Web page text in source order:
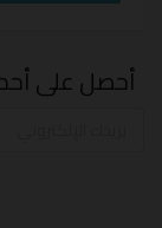
أحصل على